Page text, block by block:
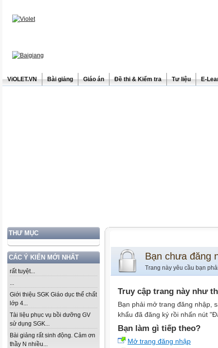
ViOLET.VN Bài giảng Giáo án Đề thi & Kiểm tra Tư liệu E-
THƯ MỤC
CÁC Ý KIẾN MỚI NHẤT
rất tuyệt...
...
Giới thiệu SGK Giáo dục thể chất
lớp 4...
Tài liệu phục vụ bồi dưỡng GV
sử dụng SGK...
Bài giảng rất sinh động. Cảm ơn
thầy N nhiều...
Bạn chưa đăng
Trang này yêu cầu bạn
Truy cập trang này như
Bạn phải mở trang đăng nhập,
khẩu đã đăng ký rồi nhấn nút
Bạn làm gì tiếp theo?
Mở trang đăng nhập